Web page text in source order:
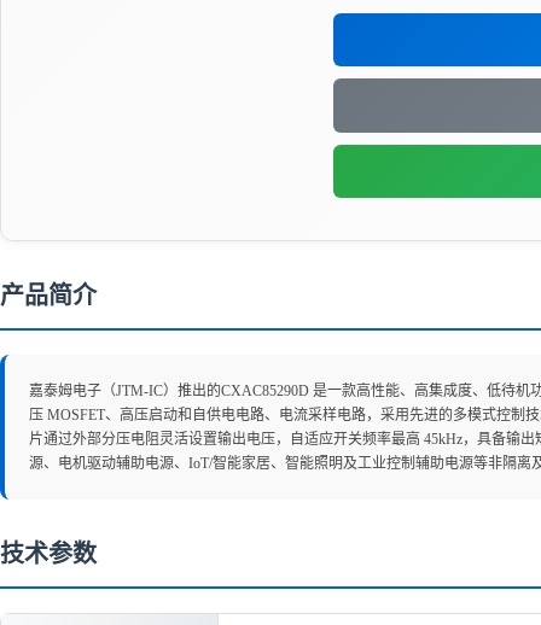
产品简介
嘉泰姆电子（JTM-IC）推出的CXAC85290D 是一款高性能、高集成度、低待机
压 MOSFET、高压启动和自供电电路、电流采样电路，采用先进的多模式控
片通过外部分压电阻灵活设置输出电压，自适应开关频率最高 45kHz，具备输
源、电机驱动辅助电源、IoT/智能家居、智能照明及工业控制辅助电源等非隔离
技术参数